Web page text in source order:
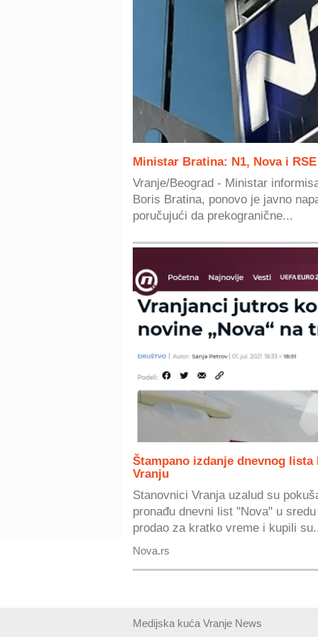
Ministar Bratina: N1, Nova i
Vranje/Beograd - Ministar
Boris Bratina, ponovo je javno
poručujući da prekogranične...
Štampano izdanje dnevnog lista
Vranju
Stanovnici Vranja uzalud su
pronađu dnevni list "Nova" u
prodao za kratko vreme i kupili
Nova.rs
Medijska kuća Vranje News